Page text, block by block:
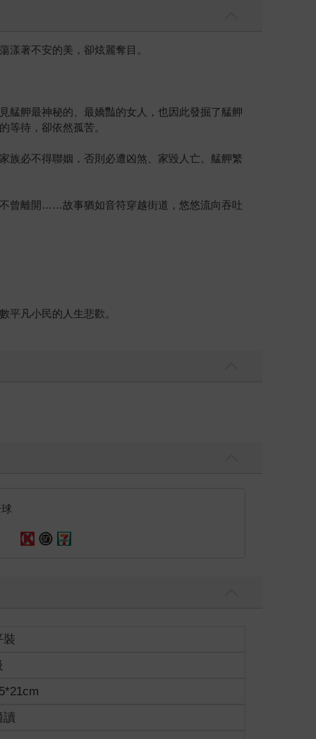
著不安的美，卻炫麗奪目。
艋舺最神秘的、最嬌豔的女人，也因此發掘了艋舺
待，卻依然孤苦。
族必不得聯姻，否則必遭凶煞、家毀人亡。艋舺繁
曾離開……故事猶如音符穿越街道，悠悠流向吞吐
凡小民的人生悲歡。
裝
讀